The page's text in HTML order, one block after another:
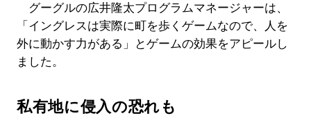
グーグルの広井隆太プログラムマネージャーは、
「イングレスは実際に町を歩くゲームなので、人を
外に動かす力がある」とゲームの効果をアピールし
ました。
私有地に侵入の恐れも